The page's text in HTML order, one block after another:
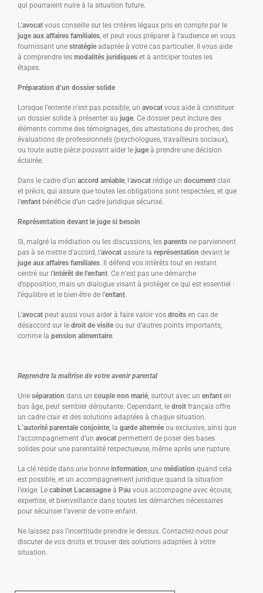
qui pourraient nuire à la situation future.
L’avocat vous conseille sur les critères légaux pris en compte par le
juge aux affaires familiales, et peut vous préparer à l’audience en vous
fournissant une stratégie adaptée à votre cas particulier. Il vous aide
à comprendre les modalités juridiques et à anticiper toutes les
étapes.
Préparation d’un dossier solide
Lorsque l’entente n’est pas possible, un avocat vous aide à constituer
un dossier solide à présenter au juge. Ce dossier peut inclure des
éléments comme des témoignages, des attestations de proches, des
évaluations de professionnels (psychologues, travailleurs sociaux),
ou toute autre pièce pouvant aider le juge à prendre une décision
éclairée.
Dans le cadre d’un accord amiable, l’avocat rédige un document clair
et précis, qui assure que toutes les obligations sont respectées, et que
l’enfant bénéficie d’un cadre juridique sécurisé.
Représentation devant le juge si besoin
Si, malgré la médiation ou les discussions, les parents ne parviennent
pas à se mettre d’accord, l’avocat assure la représentation devant le
juge aux affaires familiales. Il défend vos intérêts tout en restant
centré sur l’intérêt de l’enfant. Ce n’est pas une démarche
d’opposition, mais un dialogue visant à protéger ce qui est essentiel :
l’équilibre et le bien-être de l’enfant.
L’avocat peut aussi vous aider à faire valoir vos droits en cas de
désaccord sur le droit de visite ou sur d’autres points importants,
comme la pension alimentaire.
Reprendre la maîtrise de votre avenir parental
Une séparation dans un couple non marié, surtout avec un enfant en
bas âge, peut sembler déroutante. Cependant, le droit français offre
un cadre clair et des solutions adaptées à chaque situation.
L’autorité parentale conjointe, la garde alternée ou exclusive, ainsi que
l’accompagnement d’un avocat permettent de poser des bases
solides pour une parentalité respectueuse, même après une rupture.
La clé réside dans une bonne information, une médiation quand cela
est possible, et un accompagnement juridique quand la situation
l’exige. Le cabinet Lacassagne à Pau vous accompagne avec écoute,
expertise, et bienveillance dans toutes les démarches nécessaires
pour sécuriser l’avenir de votre enfant.
Ne laissez pas l’incertitude prendre le dessus. Contactez-nous pour
discuter de vos droits et trouver des solutions adaptées à votre
situation.